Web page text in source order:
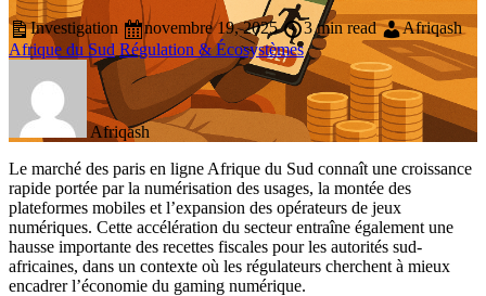
Investigation novembre 19, 2025 3 min read
Afriqash
Afrique du Sud Régulation & Écosystèmes
Afriqash
Le marché des paris en ligne Afrique du Sud connaît une croissance
rapide portée par la numérisation des usages, la montée des
plateformes mobiles et l’expansion des opérateurs de jeux
numériques. Cette accélération du secteur entraîne également une
hausse importante des recettes fiscales pour les autorités sud-
africaines, dans un contexte où les régulateurs cherchent à mieux
encadrer l’économie du gaming numérique.